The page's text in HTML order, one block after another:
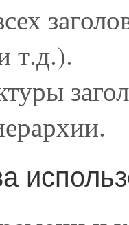
т.д.).